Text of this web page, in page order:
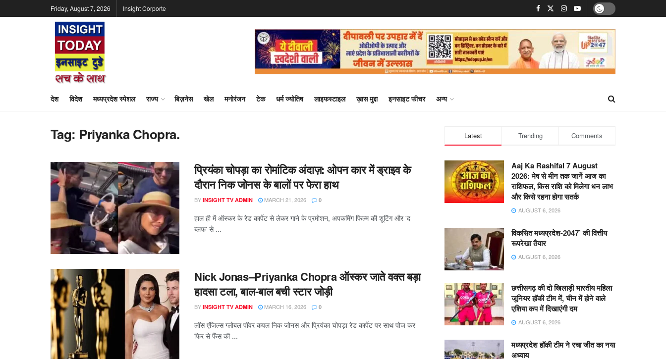
Friday, August 7, 2026 Insight Corporte
देश विदेश मध्यप्रदेश स्पेशल राज्य बिज़नेस खेल मनोरंजन टेक धर्म ज्योतिष लाइफस्टाइल ख़ास मुद्दा इनसाइट फीचर अन्य
Tag: Priyanka Chopra.
प्रियंका चोपड़ा का रोमांटिक अंदाज़: ओपन कार में ड्राइव के
दौरान निक जोनस के बालों पर फेरा हाथ
BY INSIGHT TV ADMIN MARCH 21, 2026 0
हाल ही में ऑस्कर के रेड कार्पेट से लेकर गाने के प्रमोशन, अपकमिंग फिल्म की शूटिंग और 'द
ब्लफ' से ...
Nick Jonas–Priyanka Chopra ऑस्कर जाते वक्त बड़ा
हादसा टला, बाल-बाल बची स्टार जोड़ी
BY INSIGHT TV ADMIN MARCH 16, 2026 0
लॉस एंजिल्स ग्लोबल पॉवर कपल निक जोनस और प्रियंका चोपड़ा रेड कार्पेट पर साथ पोज कर
फिर से फैंस की ...
Latest Trending Comments
Aaj Ka Rashifal 7 August
2026: मेष से मीन तक जानें आज का
राशिफल, किस राशि को मिलेगा धन लाभ
और किसे रहना होगा सतर्क
AUGUST 6, 2026
विकसित मध्यप्रदेश-2047’ की वित्तीय
रूपरेखा तैयार
AUGUST 6, 2026
छत्तीसगढ़ की दो खिलाड़ी भारतीय महिला
जूनियर हॉकी टीम में, चीन में होने वाले
एशिया कप में दिखाएंगी दम
AUGUST 6, 2026
मध्यप्रदेश हॉकी टीम ने रचा जीत का नया
अध्याय